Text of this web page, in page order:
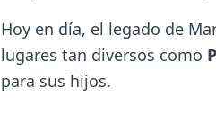
Hoy en día, el legado de
lugares tan diversos como
para sus hijos.